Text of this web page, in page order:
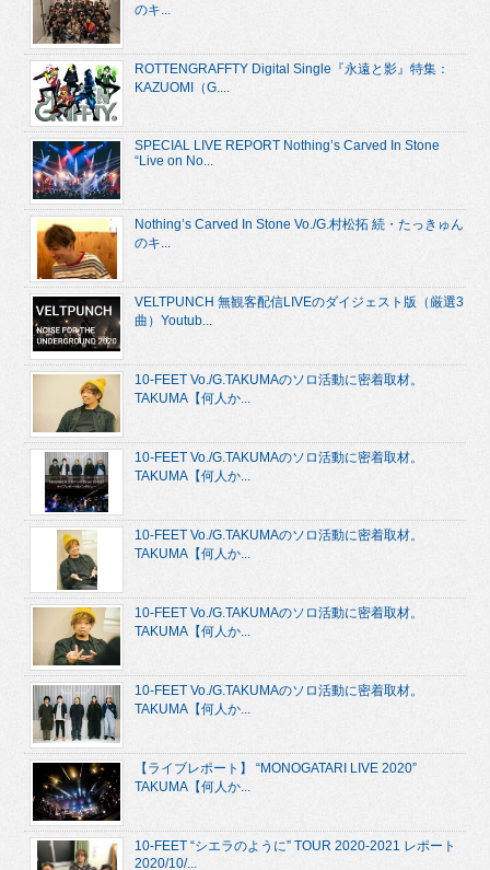
のキ...
ROTTENGRAFFTY Digital Single『永遠と影』特集：
KAZUOMI（G....
SPECIAL LIVE REPORT Nothing’s Carved In Stone
“Live on No...
Nothing’s Carved In Stone Vo./G.村松拓 続・たっきゅん
のキ...
VELTPUNCH 無観客配信LIVEのダイジェスト版（厳選3
曲）Youtub...
10-FEET Vo./G.TAKUMAのソロ活動に密着取材。
TAKUMA【何人か...
10-FEET Vo./G.TAKUMAのソロ活動に密着取材。
TAKUMA【何人か...
10-FEET Vo./G.TAKUMAのソロ活動に密着取材。
TAKUMA【何人か...
10-FEET Vo./G.TAKUMAのソロ活動に密着取材。
TAKUMA【何人か...
10-FEET Vo./G.TAKUMAのソロ活動に密着取材。
TAKUMA【何人か...
【ライブレポート】 “MONOGATARI LIVE 2020”
TAKUMA【何人か...
10-FEET “シエラのように” TOUR 2020-2021 レポート
2020/10/...